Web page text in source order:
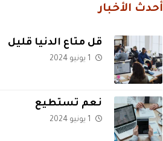
أحدث الأخبار
قل متاع الدنيا قليل
1 يونيو 2024
نعم تستطيع
1 يونيو 2024